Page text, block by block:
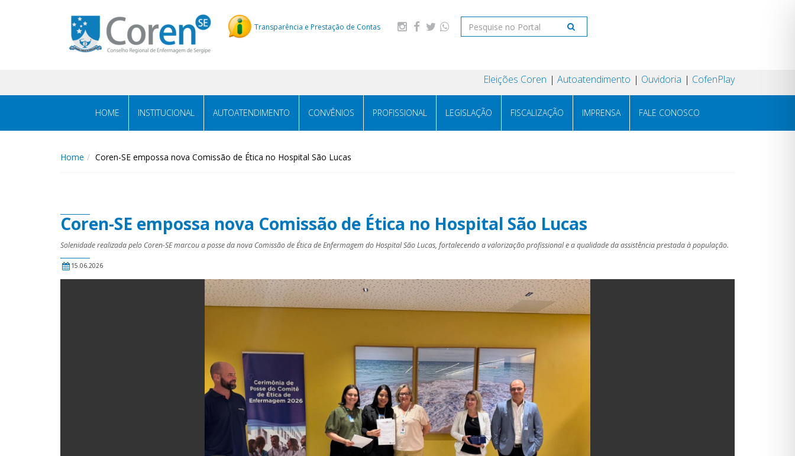
Transparência e Prestação de Contas
Eleições Coren Autoatendimento Ouvidoria CofenPlay
HOME INSTITUCIONAL AUTOATENDIMENTO CONVÊNIOS PROFISSIONAL LEGISLAÇÃO FISCALIZAÇÃO IMPRENSA FALE CONOSCO
Home Coren-SE empossa nova Comissão de Ética no Hospital São Lucas
Coren-SE empossa nova Comissão de Ética no Hospital São Lucas
Solenidade realizada pelo Coren-SE marcou a posse da nova Comissão de Ética de Enfermagem do Hospital São Lucas, fortalecendo a valorização profissional e a qualidade da assistência prestada à população.
15.06.2026